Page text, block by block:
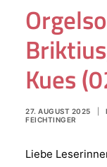
Kues
27. AUGUST 2025
FEICHTINGER
Liebe